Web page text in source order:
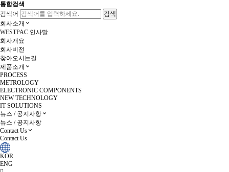
통합검색
검색어
회사소개
WESTPAC 인사말
회사개요
회사비전
찾아오시는길
제품소개
PROCESS
METROLOGY
ELECTRONIC COMPONENTS
NEW TECHNOLOGY
IT SOLUTIONS
뉴스 / 공지사항
뉴스 / 공지사항
Contact Us
Contact Us
KOR
ENG